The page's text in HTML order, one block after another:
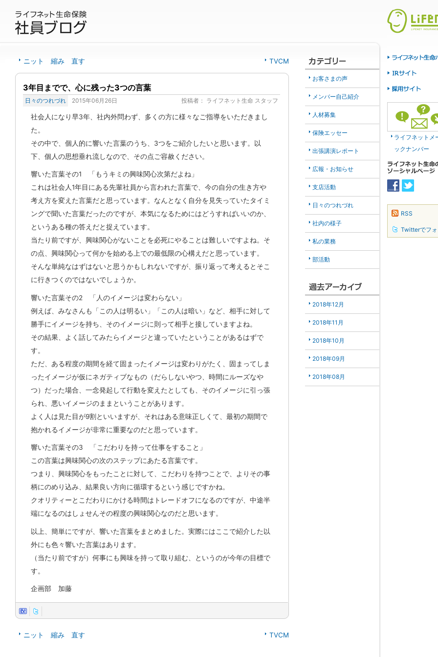
ニット 縮み 直す TVCM
3年目までで、心に残った3つの言葉
日々のつれづれ 2015年06月26日 投稿者： ライフネット生命 スタッフ
社会人になり早3年、社内外問わず、多くの方に様々なご指導をいただきまし
た。
その中で、個人的に響いた言葉のうち、3つをご紹介したいと思います。以
下、個人の思想垂れ流しなので、その点ご容赦ください。
響いた言葉その1 「もうキミの興味関心次第だよね」
これは社会人1年目にある先輩社員から言われた言葉で、今の自分の生き方や
考え方を変えた言葉だと思っています。なんとなく自分を見失っていたタイミ
ングで聞いた言葉だったのですが、本気になるためにはどうすればいいのか、
というある種の答えだと捉えています。
当たり前ですが、興味関心がないことを必死にやることは難しいですよね。そ
の点、興味関心って何かを始める上での最低限の心構えだと思っています。
そんな単純なはずはないと思うかもしれないですが、振り返って考えるとそこ
に行きつくのではないでしょうか。
響いた言葉その2 「人のイメージは変わらない」
例えば、みなさんも「この人は明るい」「この人は暗い」など、相手に対して
勝手にイメージを持ち、そのイメージに則って相手と接していますよね。
その結果、よく話してみたらイメージと違っていたということがあるはずで
す。
ただ、ある程度の期間を経て固まったイメージは変わりがたく、固まってしま
ったイメージが仮にネガティブなもの（だらしないやつ、時間にルーズなや
つ）だった場合、一念発起して行動を変えたとしても、そのイメージに引っ張
られ、悪いイメージのままということがあります。
よく人は見た目が9割といいますが、それはある意味正しくて、最初の期間で
抱かれるイメージが非常に重要なのだと思っています。
響いた言葉その3 「こだわりを持って仕事をすること」
この言葉は興味関心の次のステップにあたる言葉です。
つまり、興味関心をもったことに対して、こだわりを持つことで、よりその事
柄にのめり込み、結果良い方向に循環するという感じですかね。
クオリティーとこだわりにかける時間はトレードオフになるのですが、中途半
端になるのはしょせんその程度の興味関心なのだと思います。
以上、簡単にですが、響いた言葉をまとめました。実際にはここで紹介した以
外にも色々響いた言葉はあります。
（当たり前ですが）何事にも興味を持って取り組む、というのが今年の目標で
す。
企画部 加藤
ニット 縮み 直す TVCM
お客さまの声
メンバー自己紹介
人材募集
保険エッセー
出張講演レポート
広報・お知らせ
支店活動
日々のつれづれ
社内の様子
私の業務
部活動
2018年12月
2018年11月
2018年10月
2018年09月
2018年08月
ライフネットメ
ックナンバー
RSS
Twitterでフ